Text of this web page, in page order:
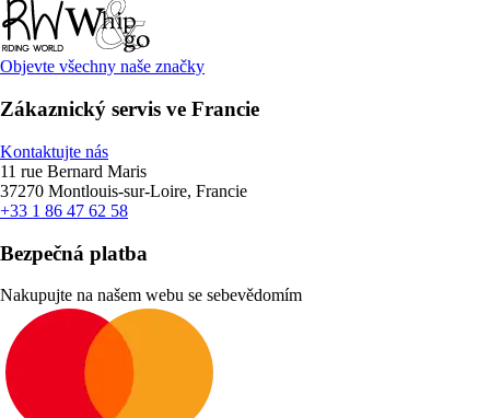
Objevte všechny naše značky
Zákaznický servis ve Francie
Kontaktujte nás
11 rue Bernard Maris
37270 Montlouis-sur-Loire, Francie
+33 1 86 47 62 58
Bezpečná platba
Nakupujte na našem webu se sebevědomím